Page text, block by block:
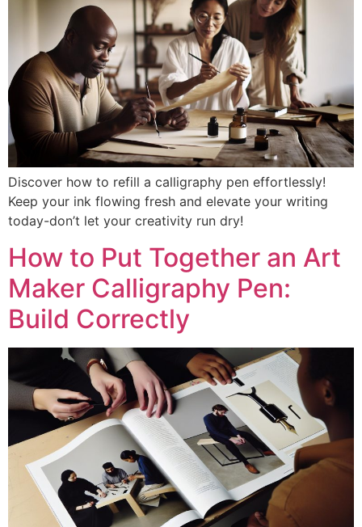
Discover how to refill a calligraphy pen effortlessly!
Keep your ink flowing fresh and elevate your writing
today-don’t let your creativity run dry!
How to Put Together an Art
Maker Calligraphy Pen:
Build Correctly